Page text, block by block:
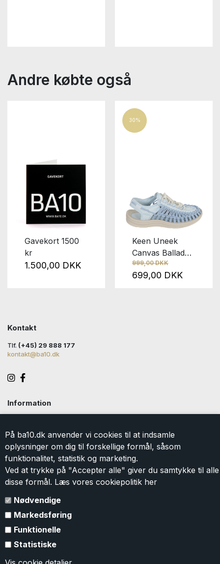
På ba10.dk anvender vi cookies til at indsamle
oplysninger om dig til forskellige formål, såsom
funktionalitet, statistik og marketing.
Ved at trykke på "Accepter alle" giver du samtykke til alle
disse formål. Læs vores cookiepolitik her
Nødvendige
Markedsføring
Funktionelle
Statistiske
Andre købte også
Gavekort 1500
kr
1.500,00 DKK
30%
Keen Uneek
Canvas Ballad
Blue
999,00 DKK
699,00 DKK
Kontakt
Tlf. (+45) 29 888 177
kontakt@ba10.dk
Information
Levering
Returlabel
Persondatapolitik
Om BA10
Gavekort
Tilmeld dig vores nyhedsbrev
Tilmeld dig vores nyhedsbrev og modtag eksklusive tilbud og
nyheder i shoppen. Du kan til en hver tid
tilmelding accepterer du vores